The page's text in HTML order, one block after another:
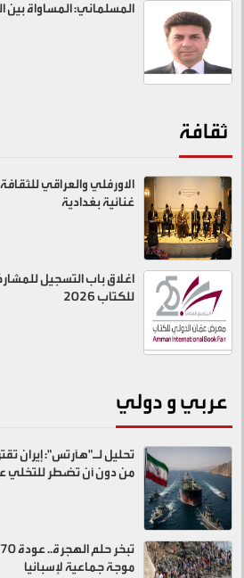
المسلماني: المساواة بين
ثقافة
الاورفلي والعراقي
غنائية بغدادية
اغلاق باب التسجيل
للكتاب 2026
عربي و دولي
تحليل لـ"هآرتس": إيران
من دون أن تضطر للتخلي
موجة جماعية لإسبانيا